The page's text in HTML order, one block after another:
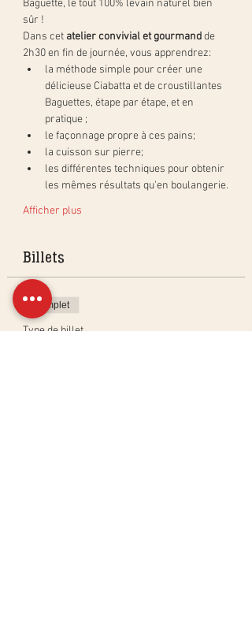
Baguette, le tout 100% levain naturel bien
sûr !
Dans cet atelier convivial et gourmand de
2h30 en fin de journée, vous apprendrez:
la méthode simple pour créer une
délicieuse Ciabatta et de croustillantes
Baguettes, étape par étape, et en
pratique ;
le façonnage propre à ces pains;
la cuisson sur pierre;
les différentes techniques pour obtenir
les mêmes résultats qu'en boulangerie.
Afficher plus
Billets
Complet
Type de billet